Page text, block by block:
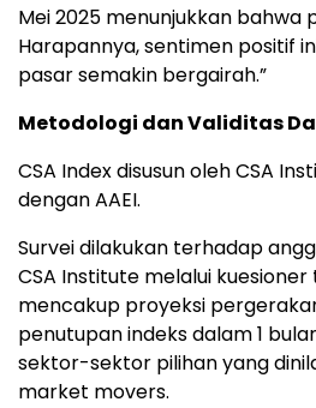
Mei2025 menunjukkan bahwa
Harapannya,sentimen positif
pasarsemakin bergairah.”
Metodologi danValiditas
CSA IndexdisusunolehCSA
denganAAEI.
Surveidilakukan terhadap
CSA Institute melalui kuesioner
mencakup proyeksi
penutupanindeksdalam1
sektor-sektor pilihanyang
market movers.